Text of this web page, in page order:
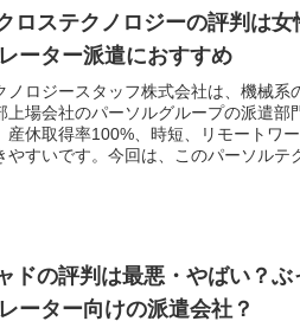
ロステクノロジーの評判は女
ーター派遣におすすめ
ノロジースタッフ株式会社は、機械系
上場会社のパーソルグループの派遣部
産休取得率100%、時短、リモートワ
やすいです。今回は、このパーソルテ
ドの評判は最悪・やばい？ぶ
ーター向けの派遣会社？